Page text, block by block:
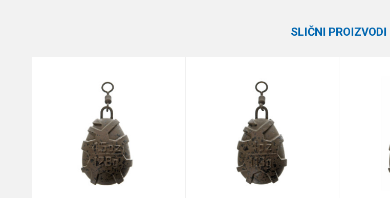
90 g
Anti-spam zaštita - izračunajte koliko je 9 - 4 :
SLIČNI PROIZVODI